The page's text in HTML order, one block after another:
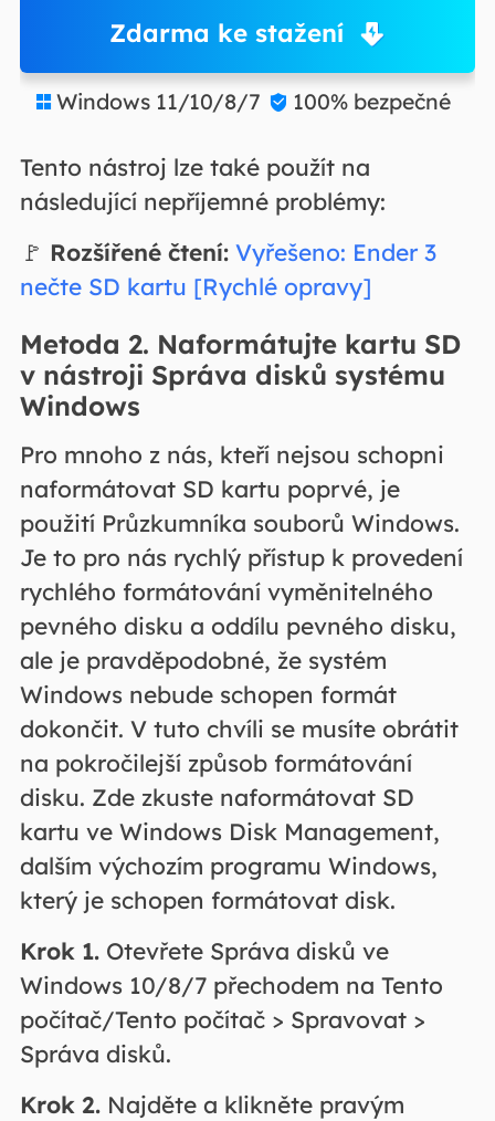
Zdarma ke stažení
 Windows 11/10/8/7  100% bezpečné
Tento nástroj lze také použít na
následující nepříjemné problémy:
🚩 Rozšířené čtení: Vyřešeno: Ender 3
nečte SD kartu [Rychlé opravy]
Metoda 2. Naformátujte kartu SD
v nástroji Správa disků systému
Windows
Pro mnoho z nás, kteří nejsou schopni
naformátovat SD kartu poprvé, je
použití Průzkumníka souborů Windows.
Je to pro nás rychlý přístup k provedení
rychlého formátování vyměnitelného
pevného disku a oddílu pevného disku,
ale je pravděpodobné, že systém
Windows nebude schopen formát
dokončit. V tuto chvíli se musíte obrátit
na pokročilejší způsob formátování
disku. Zde zkuste naformátovat SD
kartu ve Windows Disk Management,
dalším výchozím programu Windows,
který je schopen formátovat disk.
Krok 1.Otevřete Správa disků ve
Windows 10/8/7 přechodem na Tento
počítač/Tento počítač > Spravovat >
Správa disků.
Krok 2.Najděte a klikněte pravým